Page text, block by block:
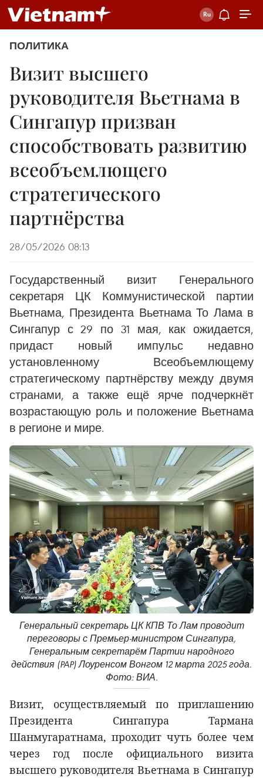
ПОЛИТИКА
Визит высшего
руководителя Вьетнама в
Сингапур призван
способствовать развитию
всеобъемлющего
стратегического
партнёрства
28/05/2026 08:13
Государственный визит Генерального
секретаря ЦК Коммунистической партии
Вьетнама, Президента Вьетнама То Лама в
Сингапур с 29 по 31 мая, как ожидается,
придаст новый импульс недавно
установленному Всеобъемлющему
стратегическому партнёрству между двумя
странами, а также ещё ярче подчеркнёт
возрастающую роль и положение Вьетнама
в регионе и мире.
Генеральный секретарь ЦК КПВ То Лам проводит
переговоры с Премьер-министром Сингапура,
Генеральным секретарём Партии народного
действия (PAP) Лоуренсом Вонгом 12 марта 2025 года.
Фото: ВИА.
Визит, осуществляемый по приглашению
Президента Сингапура Тармана
Шанмугаратнама, проходит чуть более чем
через год после официального визита
высшего руководителя Вьетнама в Сингапур